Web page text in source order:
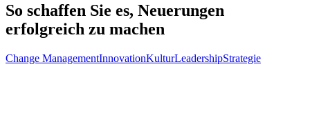
So schaffen Sie es, Neuerungen
erfolgreich zu machen
Change ManagementInnovationKulturLeadershipStrategie